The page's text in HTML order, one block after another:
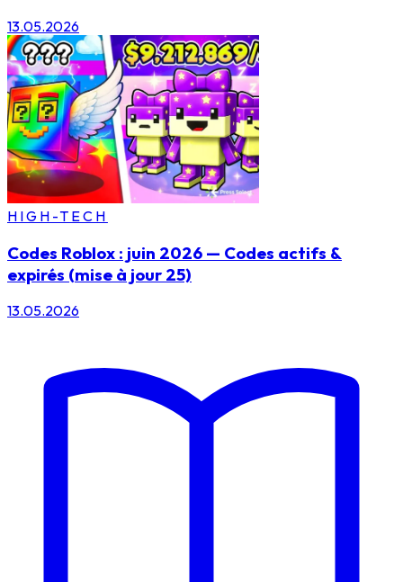
13.05.2026
HIGH-TECH
Codes Roblox : juin 2026 — Codes actifs &
expirés (mise à jour 25)
13.05.2026